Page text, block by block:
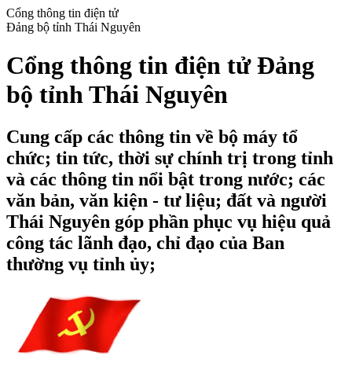
Cổng thông tin điện tử
Đảng bộ tỉnh Thái Nguyên
Cổng thông tin điện tử Đảng
bộ tỉnh Thái Nguyên
Cung cấp các thông tin về bộ máy tổ
chức; tin tức, thời sự chính trị trong tỉnh
và các thông tin nổi bật trong nước; các
văn bản, văn kiện - tư liệu; đất và người
Thái Nguyên góp phần phục vụ hiệu quả
công tác lãnh đạo, chỉ đạo của Ban
thường vụ tỉnh ủy;